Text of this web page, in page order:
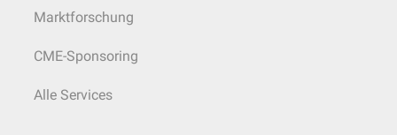
Marktforschung
CME-Sponsoring
Alle Services